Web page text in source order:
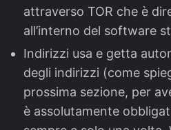
attraverso TOR che è
all’interno del software
Indirizzi usa e getta
degli indirizzi (come
prossima sezione, per
è assolutamente